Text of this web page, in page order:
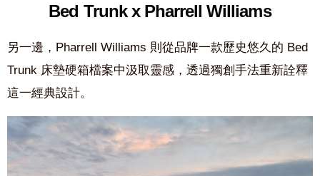
Bed Trunk x Pharrell Williams
另一邊，Pharrell Williams 則從品牌一款歷史悠久的 Bed
Trunk 床墊硬箱檔案中汲取靈感，透過獨創手法重新詮釋
這一經典設計。